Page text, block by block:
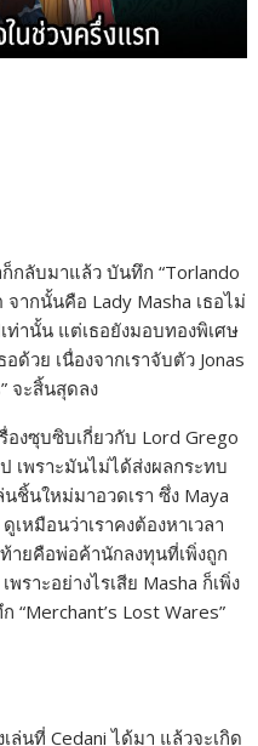
กลับมาแล้ว บันทึก “Torlando
ากนั้นคือ Lady Masha เธอไม่
ท่านั้น แต่เธอยังมอบทองพิเศษ
ด้วย เนื่องจากเราจับตัว Jonas
จะสิ้นสุดลง
องซุบซิบเกี่ยวกับ Lord Grego
เพราะมันไม่ได้ส่งผลกระทบ
ชิ้นใหม่มาอวดเรา ซึ่ง Maya
หมือนว่าเราคงต้องหาเวลา
ายคือพ่อค้านักลงทุนที่เพิ่งถูก
ราะอย่างไรเสีย Masha ก็เพิ่ง
“Merchant’s Lost Wares”
เล่นที่ Cedani ได้มา แล้วจะเกิด